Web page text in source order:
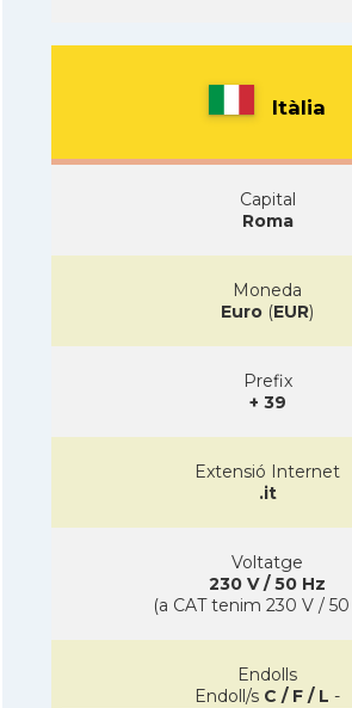
Itàlia
Capital
Roma
Moneda
Euro (EUR)
Prefix
+ 39
Extensió Internet
.it
Voltatge
230 V / 50 Hz
(a CAT tenim 230 V /
Endolls
Endoll/s C / F / L -